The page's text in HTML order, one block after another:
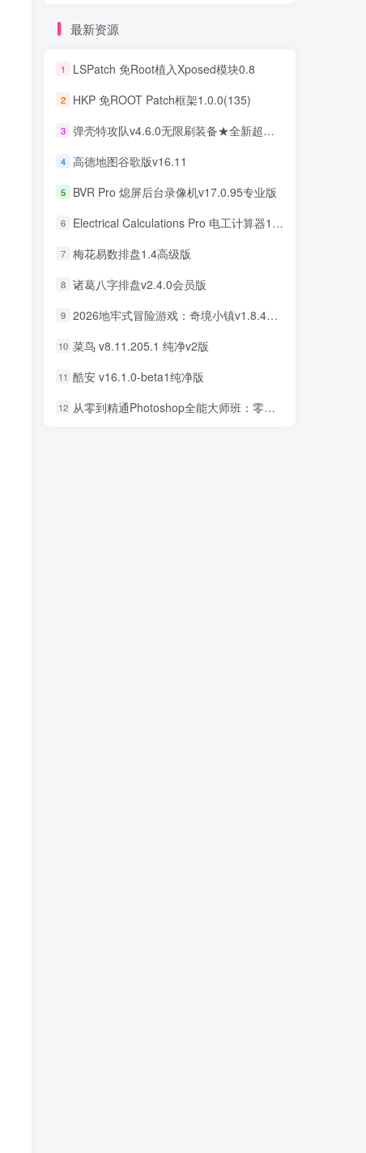
最新资源
1 LSPatch 免Root植入Xposed模块0.8
2 HKP 免ROOT Patch框架1.0.0(135)
3 弹壳特攻队v4.6.0无限刷装备★全新超爽动作射击割草游戏
4 高德地图谷歌版v16.11
5 BVR Pro 熄屏后台录像机v17.0.95专业版
6 Electrical Calculations Pro 电工计算器11.0.5专业版
7 梅花易数排盘1.4高级版
8 诸葛八字排盘v2.4.0会员版
9 2026地牢式冒险游戏：奇境小镇v1.8.411完美版
10 菜鸟 v8.11.205.1 纯净v2版
11 酷安 v16.1.0-beta1纯净版
12 从零到精通Photoshop全能大师班：零基础学PS，直通商业设计变现
1 LSPatch 免Root植入Xposed模块0.8
2 HKP 免ROOT Patch框架1.0.0(135)
3 弹壳特攻队v4.6.0无限刷装备★全新超爽动作射击割草游戏
4 高德地图谷歌版v16.11
5 BVR Pro 熄屏后台录像机v17.0.95专业版
6 Electrical Calculations Pro 电工计算器11.0.5专业版
7 梅花易数排盘1.4高级版
8 诸葛八字排盘v2.4.0会员版
9 2026地牢式冒险游戏：奇境小镇v1.8.411完美版
10 菜鸟 v8.11.205.1 纯净v2版
11 酷安 v16.1.0-beta1纯净版
12 从零到精通Photoshop全能大师班：零基础学PS，直通商业设计变现